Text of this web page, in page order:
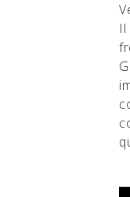
Il